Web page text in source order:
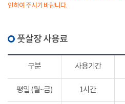
인하여 주시기 바랍니다.
풋살장 사용료
구분 사용기간
평일 (월~금) 1시간